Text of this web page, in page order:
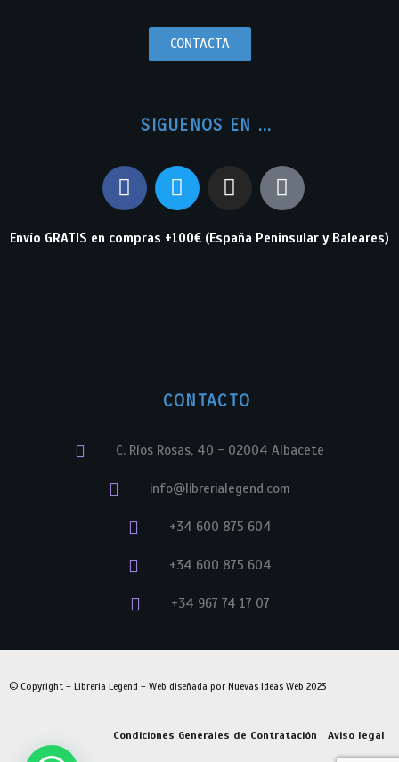
CONTACTA
SIGUENOS EN ...
Envío GRATIS en compras +100€ (España Peninsular y Baleares)
CONTACTO
C. Ríos Rosas, 40 - 02004 Albacete
info@librerialegend.com
+34 600 875 604
+34 600 875 604
+34 967 74 17 07
© Copyright – Libreria Legend – Web diseñada por Nuevas Ideas Web 2023
Condiciones Generales de Contratación Aviso legal